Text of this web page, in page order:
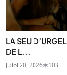
LA SEU
DE L...
Juliol 20, 2026 103